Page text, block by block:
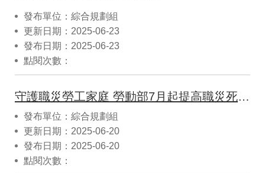
發布單位：綜合規劃組
更新日期：2025-06-23
發布日期：2025-06-23
點閱次數：
守護職災勞工家庭 勞動部7月起提高職災死亡勞工家屬慰問金至20萬元
發布單位：綜合規劃組
更新日期：2025-06-20
發布日期：2025-06-20
點閱次數：